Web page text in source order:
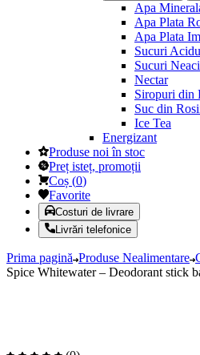
Apa
Apa Plata
Apa Plata
Sucuri
Sucuri
Nectar
Siropuri din
Suc din
Ice Tea
Energizant
Produse noi în stoc
Preț isteț, promoții
Coș (0)
Favorite
Costuri de livrare
Livrări telefonice
Prima pagină Produse Nealimentare
Spice Whitewater – Deodorant stick